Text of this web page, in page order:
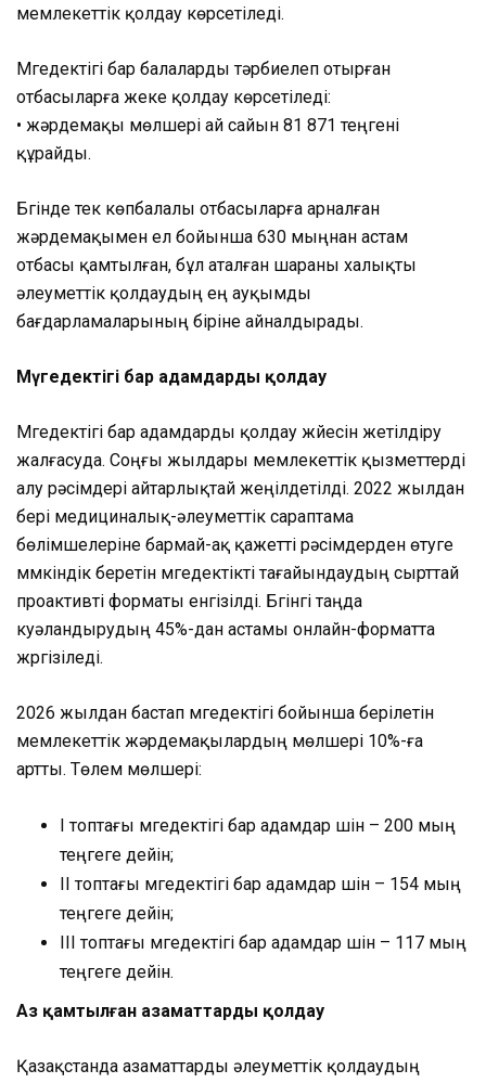
мемлекеттік қолдау көрсетіледі.
Мүгедектігі бар балаларды тәрбиелеп отырған
отбасыларға жеке қолдау көрсетіледі:
• жәрдемақы мөлшері ай сайын 81 871 теңгені
құрайды.
Бүгінде тек көпбалалы отбасыларға арналған
жәрдемақымен ел бойынша 630 мыңнан астам
отбасы қамтылған, бұл аталған шараны халықты
әлеуметтік қолдаудың ең ауқымды
бағдарламаларының біріне айналдырады.
Мүгедектігі бар адамдарды қолдау
Мүгедектігі бар адамдарды қолдау жүйесін жетілдіру
жалғасуда. Соңғы жылдары мемлекеттік қызметтерді
алу рәсімдері айтарлықтай жеңілдетілді. 2022 жылдан
бері медициналық-әлеуметтік сараптама
бөлімшелеріне бармай-ақ қажетті рәсімдерден өтуге
мүмкіндік беретін мүгедектікті тағайындаудың сырттай
проактивті форматы енгізілді. Бүгінгі таңда
куәландырудың 45%-дан астамы онлайн-форматта
жүргізіледі.
2026 жылдан бастап мүгедектігі бойынша берілетін
мемлекеттік жәрдемақылардың мөлшері 10%-ға
артты. Төлем мөлшері:
I топтағы мүгедектігі бар адамдар үшін – 200 мың
теңгеге дейін;
II топтағы мүгедектігі бар адамдар үшін – 154 мың
теңгеге дейін;
III топтағы мүгедектігі бар адамдар үшін – 117 мың
теңгеге дейін.
Аз қамтылған азаматтарды қолдау
Қазақстанда азаматтарды әлеуметтік қолдаудың